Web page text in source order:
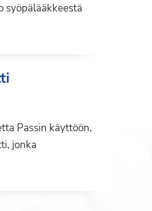
syöpälääkkeestä
Passin käyttöön,
jonka